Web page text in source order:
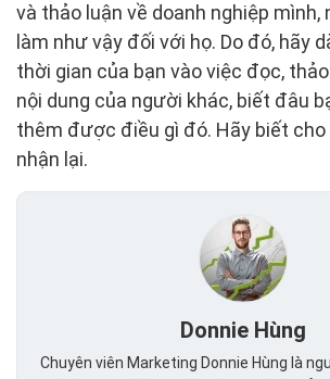
và thảo luận về doanh nghiệp mình,
làm như vậy đối với họ. Do đó, hãy
thời gian của bạn vào việc đọc,
nội dung của người khác, biết đâu
thêm được điều gì đó. Hãy biết
nhận lại.
Donnie Hùng
Chuyên viên Marketing Donnie Hùng là